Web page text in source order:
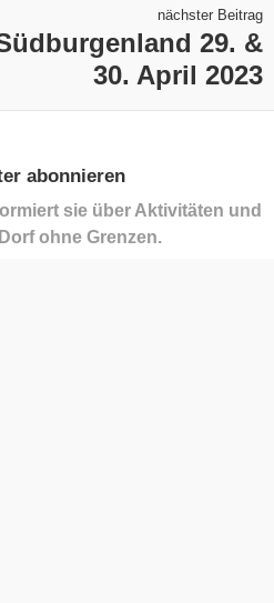
nächster Beitrag
29. &
30. April 2023
abonnieren
sie über Aktivitäten und
ohne Grenzen.